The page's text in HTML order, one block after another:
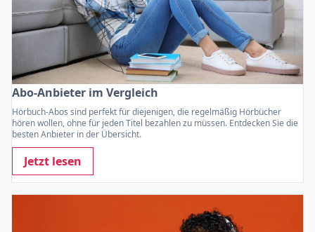
Abo-Anbieter im Vergleich
Hörbuch-Abos sind perfekt für diejenigen, die regelmäßig Hörbücher
hören wollen, ohne für jeden Titel bezahlen zu müssen. Entdecken Sie die
besten Anbieter in der Übersicht.
Jetzt lesen